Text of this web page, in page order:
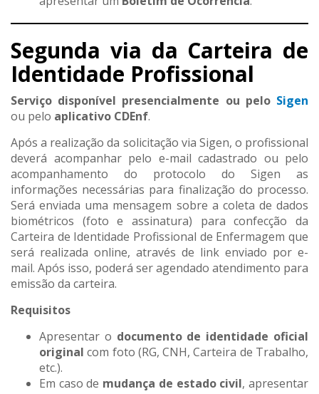
Segunda via da Carteira de
Identidade Profissional
Serviço disponível presencialmente ou pelo Sigen
ou pelo aplicativo CDEnf.
Após a realização da solicitação via Sigen, o profissional
deverá acompanhar pelo e-mail cadastrado ou pelo
acompanhamento do protocolo do Sigen as
informações necessárias para finalização do processo.
Será enviada uma mensagem sobre a coleta de dados
biométricos (foto e assinatura) para confecção da
Carteira de Identidade Profissional de Enfermagem que
será realizada online, através de link enviado por e-
mail. Após isso, poderá ser agendado atendimento para
emissão da carteira.
Requisitos
Apresentar o documento de identidade oficial
original com foto (RG, CNH, Carteira de Trabalho,
etc.).
Em caso de mudança de estado civil, apresentar